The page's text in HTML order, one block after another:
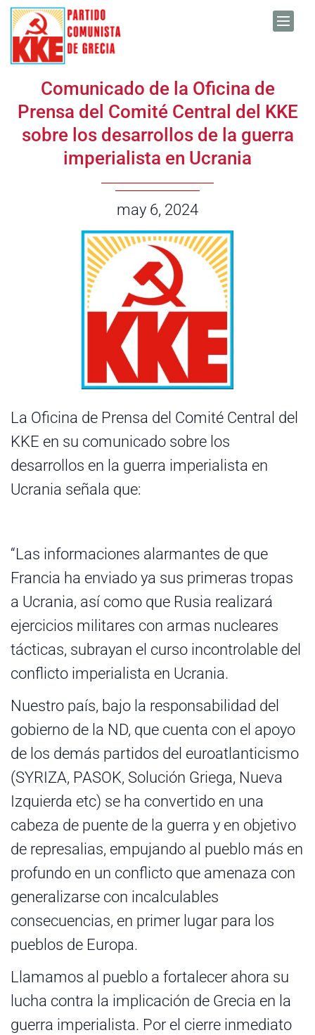
Skip to content
Comunicado de la Oficina de
Prensa del Comité Central del KKE
sobre los desarrollos de la guerra
imperialista en Ucrania
Date:
may 6, 2024
La Oficina de Prensa del Comité Central del
KKE en su comunicado sobre los
desarrollos en la guerra imperialista en
Ucrania señala que:
“Las informaciones alarmantes de que
Francia ha enviado ya sus primeras tropas
a Ucrania, así como que Rusia realizará
ejercicios militares con armas nucleares
tácticas, subrayan el curso incontrolable del
conflicto imperialista en Ucrania.
Nuestro país, bajo la responsabilidad del
gobierno de la ND, que cuenta con el apoyo
de los demás partidos del euroatlanticismo
(SYRIZA, PASOK, Solución Griega, Nueva
Izquierda etc) se ha convertido en una
cabeza de puente de la guerra y en objetivo
de represalias, empujando al pueblo más en
profundo en un conflicto que amenaza con
generalizarse con incalculables
consecuencias, en primer lugar para los
pueblos de Europa.
Llamamos al pueblo a fortalecer ahora su
lucha contra la implicación de Grecia en la
guerra imperialista. Por el cierre inmediato